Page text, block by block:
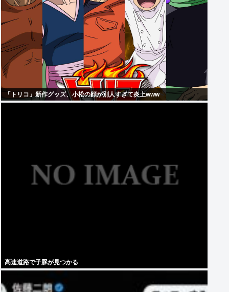
「トリコ」新作グッズ、小松の顔が別人すぎて炎上www
高速道路で子豚が見つかる